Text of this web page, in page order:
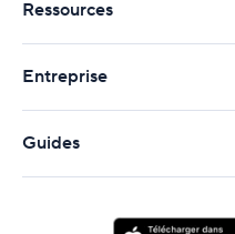
Ressources
Entreprise
Guides